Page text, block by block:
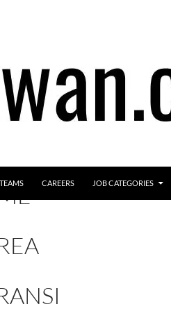
TEAMS CAREERS JOB CATEGORIES
–